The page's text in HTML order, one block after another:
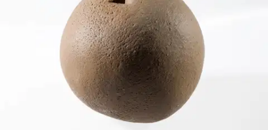
Kuula on puukiukaan alakivi, peruskoko ~60 mm, pieniin
paikkoihin kuula ~50 mm. Kerkes –kivet sopivat kaikkiin
kiuasmalleihin ja ovat ominaisuuksiltaan ylivoimaisia, sekä
kestävyydeltään että löylyominaisuuksiltaan. Kerkes -kiuaskivi on
raskas keraaminen kivi joka on poltettu yli 1300 asteessa jolloin
kiven sisus muuttuu lasimaiseksi ja erittäin kestäväksi,
koostumuksestaan johtuen Kerkes-kivi johtaa ja varaa hyvin
Kerkes kivet ovat ainoat jotka kestävät suuria
lämpötilanvaihteluja, samalla päästään luonnonkiven murheista,
rapautumisesta ja kivipölystä. Kaikkein tärkein valintakriteeri on
kuitenkin löylyjen laatu, Kerkes -löylyt ovat paremmat koska kivistä
vapautuu ainoastaan vesihöyryä ja eron huomaa!